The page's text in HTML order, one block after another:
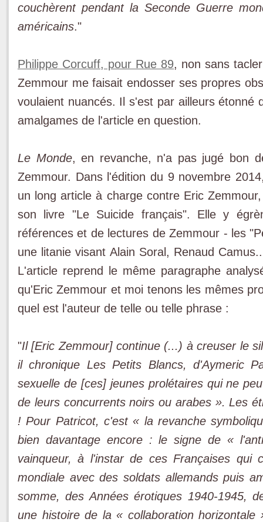
couchèrent pendant la Seconde Guerre
américains."
Philippe Corcuff, pour Rue 89, non sans
Zemmour me faisait endosser ses propres
voulaient nuancés. Il s'est par ailleurs étonné
amalgames de l'article en question.
Le Monde, en revanche, n'a pas jugé bon
Zemmour. Dans l'édition du 9 novembre
un long article à charge contre Eric
son livre "Le Suicide français". Elle y
références et de lectures de Zemmour - les
une litanie visant Alain Soral, Renaud
L'article reprend le même paragraphe
qu'Eric Zemmour et moi tenons les mêmes
quel est l'auteur de telle ou telle phrase :
"Il [Eric Zemmour] continue (...) à creuser le
il chronique Les Petits Blancs, d'Aymeric
sexuelle de [ces] jeunes prolétaires qui ne
de leurs concurrents noirs ou arabes ». Les
! Pour Patricot, c'est « la revanche
bien davantage encore : le signe de «
vainqueur, à l'instar de ces Françaises qui
mondiale avec des soldats allemands puis
somme, des Années érotiques 1940-1945,
une histoire de la « collaboration